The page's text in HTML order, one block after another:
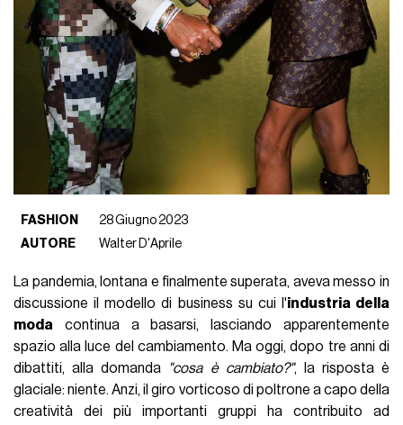
FASHION
28 Giugno 2023
AUTORE
Walter D'Aprile
La pandemia, lontana e finalmente superata, aveva messo in
discussione il modello di business su cui l'industria della
moda continua a basarsi, lasciando apparentemente
spazio alla luce del cambiamento. Ma oggi, dopo tre anni di
dibattiti, alla domanda
"cosa è cambiato?", la risposta è
glaciale: niente. Anzi, il giro vorticoso di poltrone a capo della
creatività dei più importanti gruppi ha contribuito ad